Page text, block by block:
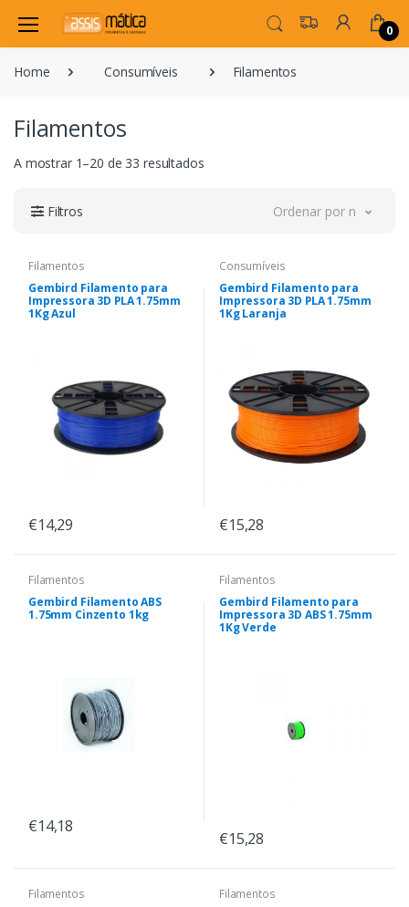
0
Home Consumíveis Filamentos
Filamentos
A mostrar 1–20 de 33 resultados
Filtros Ordenar por novidade
Filamentos
Gembird Filamento para
Impressora 3D PLA 1.75mm
1Kg Azul
€14,29
Consumíveis
Gembird Filamento para
Impressora 3D PLA 1.75mm
1Kg Laranja
€15,28
Filamentos
Gembird Filamento ABS
1.75mm Cinzento 1kg
€14,18
Filamentos
Gembird Filamento para
Impressora 3D ABS 1.75mm
1Kg Verde
€15,28
Filamentos
Filamentos